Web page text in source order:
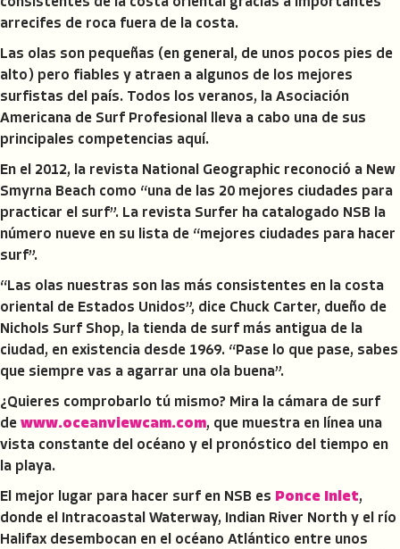
consistentes de la costa oriental gracias a importantes
arrecifes de roca fuera de la costa.
Las olas son pequeñas (en general, de unos pocos pies de
alto) pero fiables y atraen a algunos de los mejores
surfistas del país. Todos los veranos, la Asociación
Americana de Surf Profesional lleva a cabo una de sus
principales competencias aquí.
En el 2012, la revista National Geographic reconoció a New
Smyrna Beach como “una de las 20 mejores ciudades para
practicar el surf”. La revista Surfer ha catalogado NSB la
número nueve en su lista de “mejores ciudades para hacer
surf”.
“Las olas nuestras son las más consistentes en la costa
oriental de Estados Unidos”, dice Chuck Carter, dueño de
Nichols Surf Shop, la tienda de surf más antigua de la
ciudad, en existencia desde 1969. “Pase lo que pase, sabes
que siempre vas a agarrar una ola buena”.
¿Quieres comprobarlo tú mismo? Mira la cámara de surf
de www.oceanviewcam.com, que muestra en línea una
vista constante del océano y el pronóstico del tiempo en
la playa.
El mejor lugar para hacer surf en NSB es Ponce Inlet,
donde el Intracoastal Waterway, Indian River North y el río
Halifax desembocan en el océano Atlántico entre unos